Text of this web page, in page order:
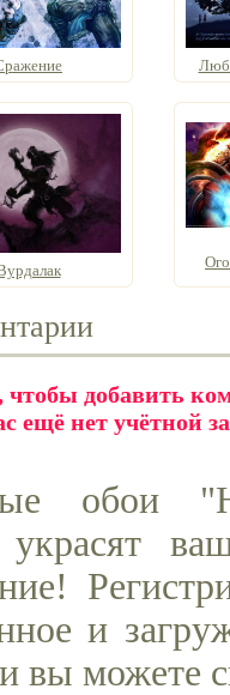
чтобы добавить
ещё нет учётной
и
вы можете